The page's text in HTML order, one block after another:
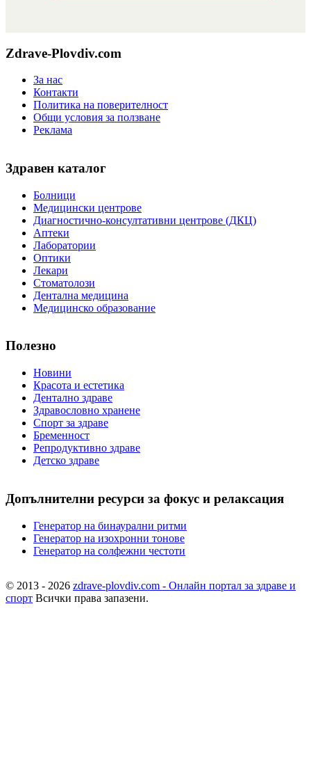
Zdrave-Plovdiv.com
За нас
Контакти
Политика на поверителност
Общи условия за ползване
Реклама
Здравен каталог
Болници
Медицински центрове
Диагностично-консултативни центрове (ДКЦ)
Аптеки
Лаборатории
Оптики
Лекари
Стоматолози
Дентална медицина
Медицинско образование
Полезно
Новини
Красота и естетика
Дентално здраве
Здравословно хранене
Спорт за здраве
Бременност
Репродуктивно здраве
Детско здраве
Допълнителни ресурси за фокус и релаксация
Генератор на бинаурални ритми
Генератор на изохронни тонове
Генератор на солфежни честоти
© 2013 - 2026 zdrave-plovdiv.com - Онлайн портал за здраве и
спорт Всички права запазени.